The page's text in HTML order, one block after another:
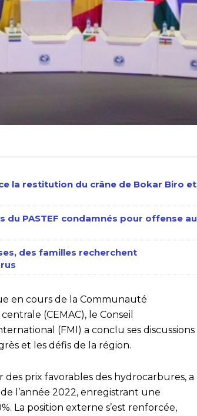
la restitution du crâne de Bokar Biro et
du PASTEF condamnés pour offense au
des familles recherchent
en cours de la Communauté
(CEMAC), le Conseil
(FMI) a conclu ses discussions
et les défis de la région.
des prix favorables des hydrocarbures, a
l’année 2022, enregistrant une
La position externe s’est renforcée,